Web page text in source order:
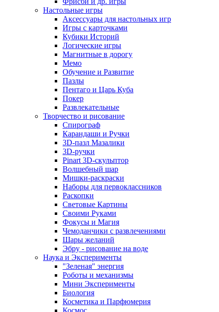
Настольные игры
Аксессуары для настольных игр
Игры с карточками
Кубики Историй
Логические игры
Магнитные в дорогу
Мемо
Обучение и Развитие
Пазлы
Пентаго и Царь Куба
Покер
Развлекательные
Творчество и рисование
Спирограф
Карандаши и Ручки
3D-пазл Мазалики
3D-ручки
Pinart 3D-скульптор
Волшебный шар
Мишки-раскраски
Наборы для первоклассников
Раскопки
Световые Картины
Своими Руками
Фокусы и Магия
Чемоданчики с развлечениями
Шары желаний
Эбру - рисование на воде
Наука и Эксперименты
"Зеленая" энергия
Роботы и механизмы
Мини Эксперименты
Биология
Косметика и Парфюмерия
Космос